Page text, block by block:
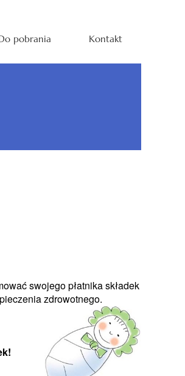
pobrania Kontakt
swojego płatnika składek
zdrowotnego.